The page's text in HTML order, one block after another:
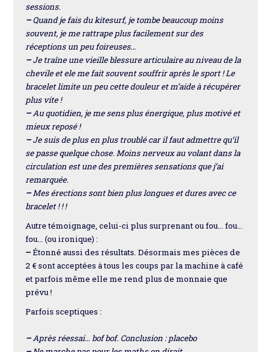
sessions.
–Quand je fais du kitesurf, je tombe beaucoup moins
souvent, je me rattrape plus facilement sur des
réceptions un peu foireuses…
–Je traîne une vieille blessure articulaire au niveau de la
chevile et ele me fait souvent souffrir après le sport ! Le
bracelet limite un peu cette douleur et m’aide à récupérer
plus vite !
–Au quotidien, je me sens plus énergique, plus motivé et
mieux reposé !
–Je suis de plus en plus troublé car il faut admettre qu’il
se passe quelque chose. Moins nerveux au volant dans la
circulation est une des premières sensations que j’ai
remarquée.
–Mes érections sont bien plus longues et dures avec ce
bracelet ! ! !
Autre témoignage, celui-ci plus surprenant ou fou… fou...
fou… (ou ironique) :
–Étonné aussi des résultats. Désormais mes pièces de
2 € sont acceptées à tous les coups par la machine à café
et parfois même elle me rend plus de monnaie que
prévu !
Parfois sceptiques :
–Après réessai… bof bof. Conclusion : placebo